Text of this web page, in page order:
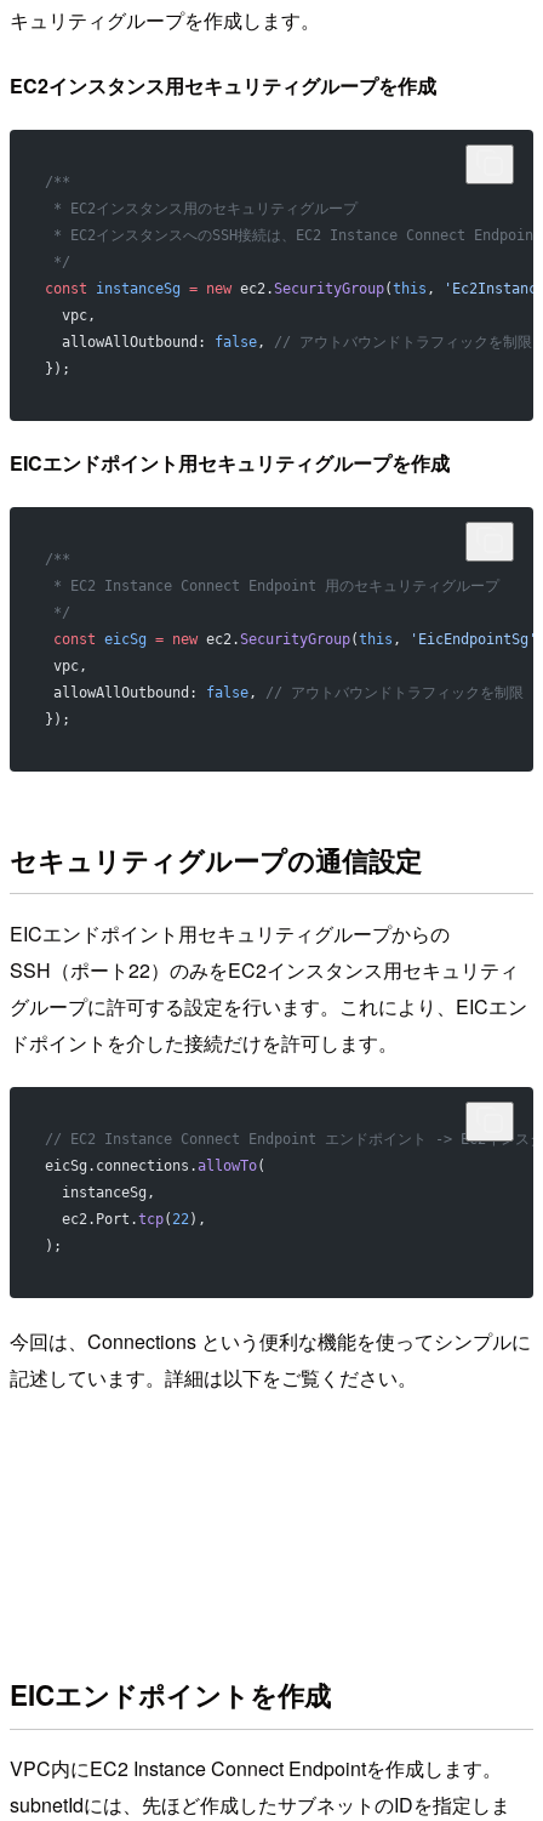
キュリティグループを作成します。
EC2インスタンス用セキュリティグループを作成
/**
* EC2インスタンス用のセキュリティグループ
* EC2インスタンスへのSSH接続は、EC2 Instance Connect Endpoint
*/
const instanceSg = new ec2.SecurityGroup(this ,
  vpc,
  allowAllOutbound:
false,
// アウトバウンドトラフィックを制限
});
EICエンドポイント用セキュリティグループを作成
/**
* EC2 Instance Connect Endpoint 用のセキュリティグループ
*/
const eicSg = new ec2.SecurityGroup(this , 'EicEndpointSg'
vpc,
allowAllOutbound: false, // アウトバウンドトラフィックを制限
});
セキュリティグループの通信設定
EICエンドポイント用セキュリティグループからの
SSH（ポート22）のみをEC2インスタンス用セキュリティ
グループに許可する設定を行います。これにより、EICエン
ドポイントを介した接続だけを許可します。
// EC2 Instance Connect Endpoint エンドポイント -> EC2インスタ
eicSg.connections.allowTo(
  instanceSg,
  ec2.Port.
tcp( 22),
);
今回は、Connections という便利な機能を使ってシンプルに
記述しています。詳細は以下をご覧ください。
EICエンドポイントを作成
VPC内にEC2 Instance Connect Endpointを作成します。
subnetIdには、先ほど作成したサブネットのIDを指定しま